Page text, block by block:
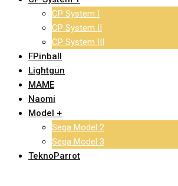
CP System I
CP System II
CP System III
FPinball
Lightgun
MAME
Naomi
Model +
Sega Model 2
Sega Model 3
TeknoParrot